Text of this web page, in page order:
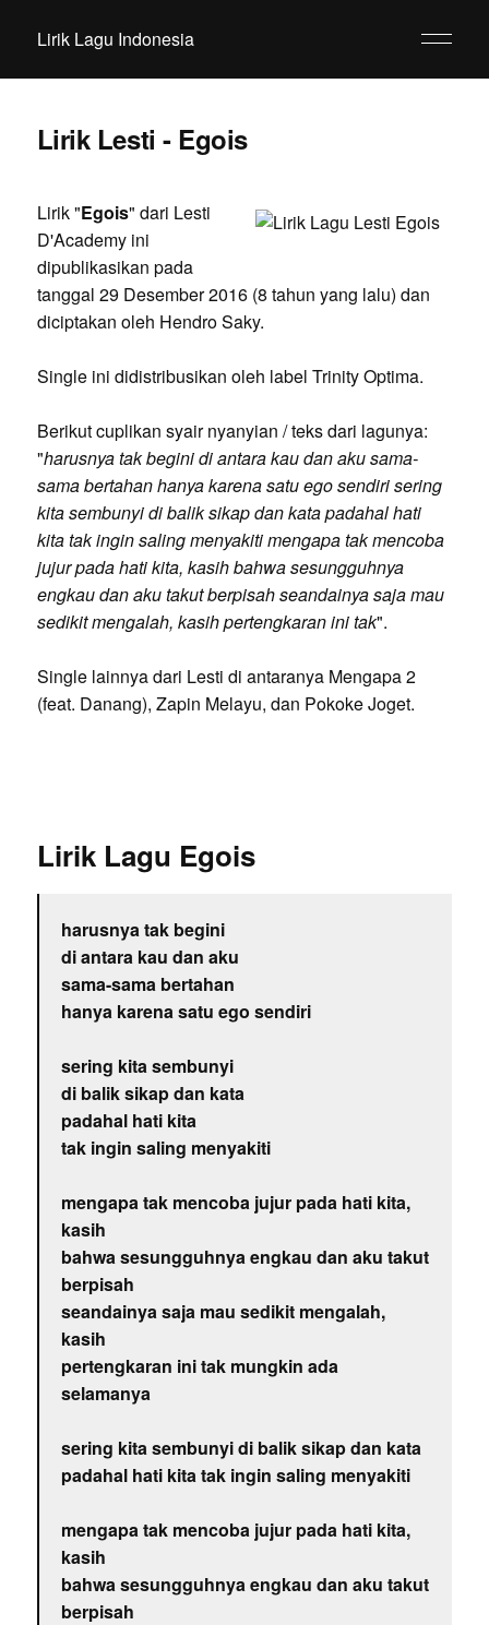
Lirik Lagu Indonesia
Lirik Lesti - Egois
Lirik "Egois" dari Lesti
D'Academy ini
dipublikasikan pada
tanggal 29 Desember 2016 (8 tahun yang lalu) dan
diciptakan oleh Hendro Saky.
Single ini didistribusikan oleh label Trinity Optima.
Berikut cuplikan syair nyanyian / teks dari lagunya:
"harusnya tak begini di antara kau dan aku sama-
sama bertahan hanya karena satu ego sendiri sering
kita sembunyi di balik sikap dan kata padahal hati
kita tak ingin saling menyakiti mengapa tak mencoba
jujur pada hati kita, kasih bahwa sesungguhnya
engkau dan aku takut berpisah seandainya saja mau
sedikit mengalah, kasih pertengkaran ini tak".
Single lainnya dari Lesti di antaranya Mengapa 2
(feat. Danang), Zapin Melayu, dan Pokoke Joget.
Lirik Lagu Egois
harusnya tak begini
di antara kau dan aku
sama-sama bertahan
hanya karena satu ego sendiri
sering kita sembunyi
di balik sikap dan kata
padahal hati kita
tak ingin saling menyakiti
mengapa tak mencoba jujur pada hati kita,
kasih
bahwa sesungguhnya engkau dan aku takut
berpisah
seandainya saja mau sedikit mengalah,
kasih
pertengkaran ini tak mungkin ada
selamanya
sering kita sembunyi di balik sikap dan kata
padahal hati kita tak ingin saling menyakiti
mengapa tak mencoba jujur pada hati kita,
kasih
bahwa sesungguhnya engkau dan aku takut
berpisah